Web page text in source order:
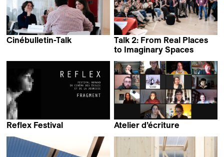
Cinébulletin-Talk
Talk 2: From Real Places
to Imaginary Spaces
Reflex Festival Atelier d’écriture